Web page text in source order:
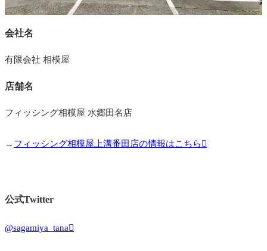
会社名
有限会社 相模屋
店舗名
フィッシング相模屋 水郷田名店
→ フィッシング相模屋上溝番田店の情報はこちら
公式Twitter
@sagamiya_tana